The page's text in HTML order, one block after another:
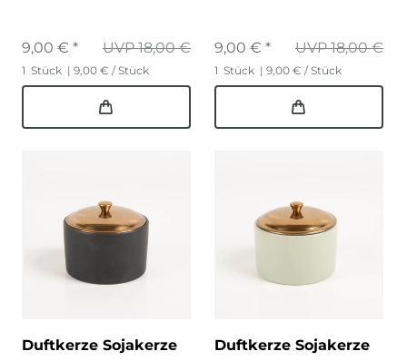
UVP 18,00 €
9,00 € *
1 Stück | 9,00 € / Stück
UVP 18,00 €
9,00 € *
1 Stück | 9,00 € / Stück
Duftkerze Sojakerze
Duftkerze Sojakerze